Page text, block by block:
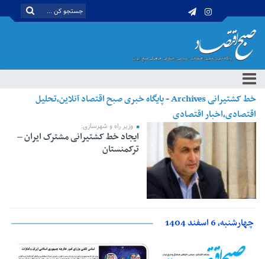
خط کشتیرانی Archives - پایگاه خبری صبح اقتصاد آنلاین،تحلیل
اقتصادی،اخبار اقتصادی
وزیر راه و شهرسازی:
ایجاد خط کشتیرانی مشترک ایران –
ترکمنستان
چهارشنبه، 6 اسفند 1404